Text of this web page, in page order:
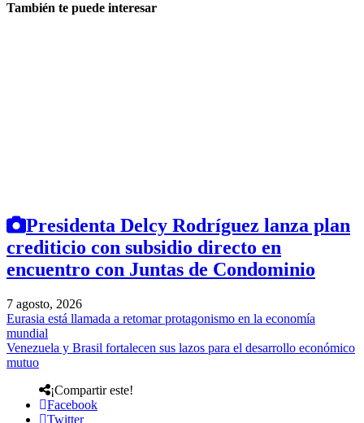
También te puede interesar
Presidenta Delcy Rodríguez lanza plan
crediticio con subsidio directo en
encuentro con Juntas de Condominio
7 agosto, 2026
Eurasia está llamada a retomar protagonismo en la economía
mundial
Venezuela y Brasil fortalecen sus lazos para el desarrollo económico
mutuo
¡Compartir este!
Facebook
Twitter